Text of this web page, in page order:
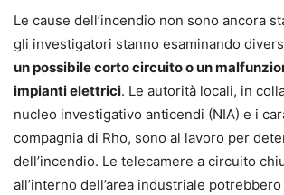
Le cause dell’incendio non sono ancora
gli investigatori stanno esaminando
un possibile corto circuito o un
impianti elettrici. Le autorità locali, in
nucleo investigativo anticendi (NIA) e i
compagnia di Rho, sono al lavoro per
dell’incendio. Le telecamere a circuito
all’interno dell’area industriale